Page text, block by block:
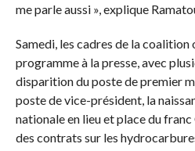
me parle aussi », explique
Samedi, les cadres de la coalition
programme à la presse, avec
disparition du poste de premier
poste de vice-président, la
nationale en lieu et place du
des contrats sur les